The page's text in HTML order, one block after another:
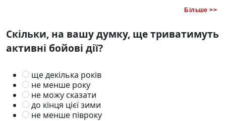
Більше >>
Скільки, на вашу думку, ще триватимуть
активні бойові дії?
ще декілька років
не менше року
не можу сказати
до кінця цієї зими
не менше півроку